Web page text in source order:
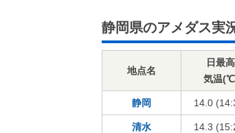
静岡県のアメダス実
地点名
日最高
気温
静岡 14.0
清水 14.3